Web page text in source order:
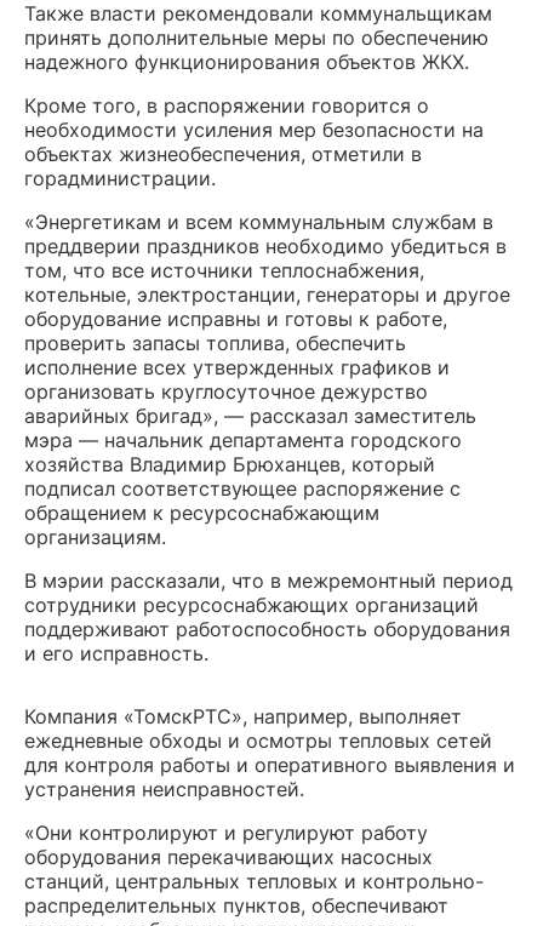
Также власти рекомендовали коммунальщикам
принять дополнительные меры по обеспечению
надежного функционирования объектов ЖКХ.
Кроме того, в распоряжении говорится о
необходимости усиления мер безопасности на
объектах жизнеобеспечения, отметили в
горадминистрации.
«Энергетикам и всем коммунальным службам в
преддверии праздников необходимо убедиться в
том, что все источники теплоснабжения,
котельные, электростанции, генераторы и другое
оборудование исправны и готовы к работе,
проверить запасы топлива, обеспечить
исполнение всех утвержденных графиков и
организовать круглосуточное дежурство
аварийных бригад», — рассказал заместитель
мэра — начальник департамента городского
хозяйства Владимир Брюханцев, который
подписал соответствующее распоряжение с
обращением к ресурсоснабжающим
организациям.
В мэрии рассказали, что в межремонтный период
сотрудники ресурсоснабжающих организаций
поддерживают работоспособность оборудования
и его исправность.
Компания «ТомскРТС», например, выполняет
ежедневные обходы и осмотры тепловых сетей
для контроля работы и оперативного выявления и
устранения неисправностей.
«Они контролируют и регулируют работу
оборудования перекачивающих насосных
станций, центральных тепловых и контрольно-
распределительных пунктов, обеспечивают